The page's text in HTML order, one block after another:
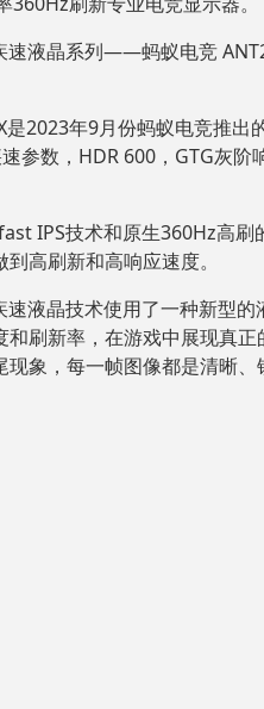
速液晶系列——蚂蚁电竞
是2023年9月份蚂蚁电竞推
参数，HDR 600，GTG灰阶
IPS技术和原生360Hz高刷
高刷新和高响应速度。
液晶技术使用了一种新型
和刷新率，在游戏中展现真
象，每一帧图像都是清晰、